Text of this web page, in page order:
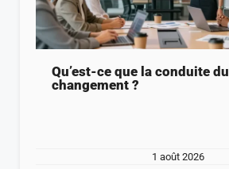
Qu’est-ce que la conduite du
changement ?
1 août 2026